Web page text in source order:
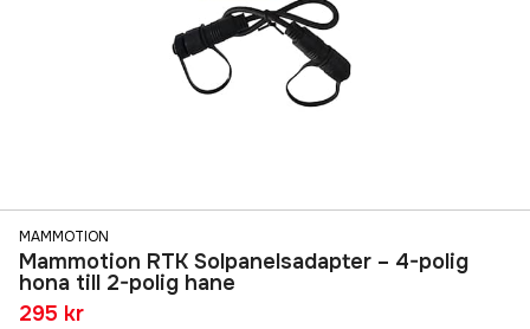
MAMMOTION
Mammotion RTK Solpanelsadapter – 4-polig
hona till 2-polig hane
295 kr